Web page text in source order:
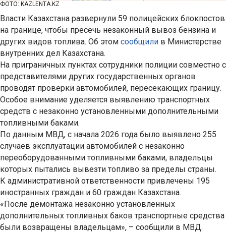
ФОТО: KAZLENTA.KZ
Власти Казахстана развернули 59 полицейских блокпостов
на границе, чтобы пресечь незаконный вывоз бензина и
других видов топлива. Об этом сообщили в Министерстве
внутренних дел Казахстана.
На приграничных пунктах сотрудники полиции совместно с
представителями других государственных органов
проводят проверки автомобилей, пересекающих границу.
Особое внимание уделяется выявлению транспортных
средств с незаконно установленными дополнительными
топливными баками.
По данным МВД, с начала 2026 года было выявлено 255
случаев эксплуатации автомобилей с незаконно
переоборудованными топливными баками, владельцы
которых пытались вывезти топливо за пределы страны.
К административной ответственности привлечены 195
иностранных граждан и 60 граждан Казахстана.
«После демонтажа незаконно установленных
дополнительных топливных баков транспортные средства
были возвращены владельцам», – сообщили в МВД.